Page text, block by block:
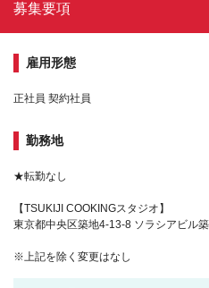
募集要項
雇用形態
正社員 契約社員
勤務地
★転勤なし
【TSUKIJI COOKINGスタジオ】
東京都中央区築地4-13-8 ソラシアビル
※上記を除く変更はなし